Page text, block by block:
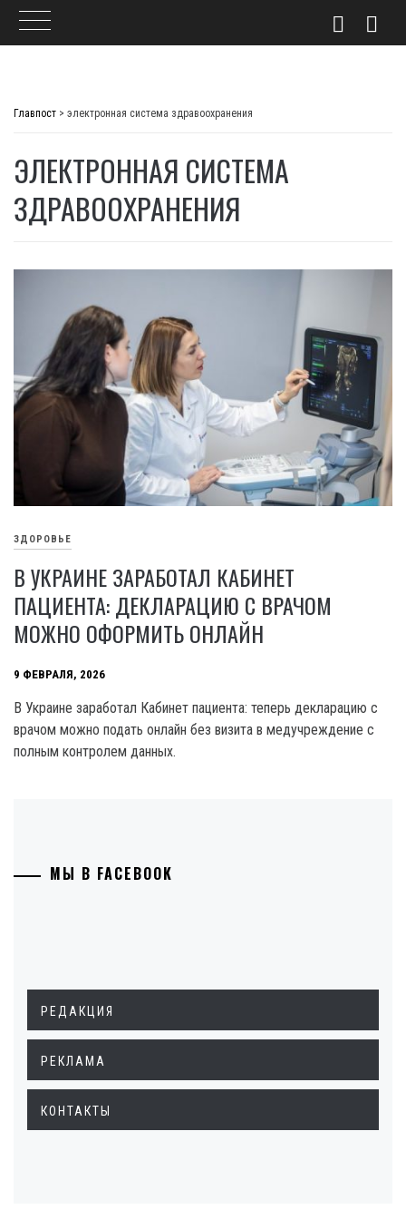
Главпост > электронная система здравоохранения
ЭЛЕКТРОННАЯ СИСТЕМА
ЗДРАВООХРАНЕНИЯ
ЗДОРОВЬЕ
В УКРАИНЕ ЗАРАБОТАЛ КАБИНЕТ
ПАЦИЕНТА: ДЕКЛАРАЦИЮ С ВРАЧОМ
МОЖНО ОФОРМИТЬ ОНЛАЙН
9 ФЕВРАЛЯ, 2026
В Украине заработал Кабинет пациента: теперь декларацию с
врачом можно подать онлайн без визита в медучреждение с
полным контролем данных.
МЫ В FACEBOOK
РЕДАКЦИЯ
РЕКЛАМА
КОНТАКТЫ